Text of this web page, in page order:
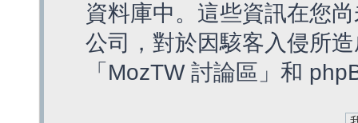
資料庫中。這些資訊在您
公司，對於因駭客入侵所
「MozTW 討論區」和